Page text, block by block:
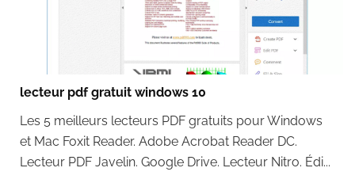
lecteur pdf gratuit windows 10
Les 5 meilleurs lecteurs PDF gratuits pour Windows
et Mac Foxit Reader. Adobe Acrobat Reader DC.
Lecteur PDF Javelin. Google Drive. Lecteur Nitro. Édi...